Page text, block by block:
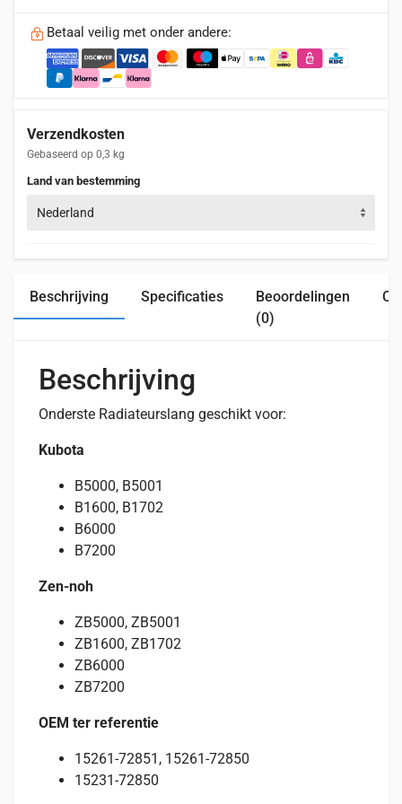
Betaal veilig met onder andere:
Verzendkosten
Gebaseerd op 0,3 kg
Land van bestemming
Nederland
Beschrijving Specificaties
Beoordelingen
(0)
Beschrijving
Onderste Radiateurslang geschikt voor:
Kubota
B5000, B5001
B1600, B1702
B6000
B7200
Zen-noh
ZB5000, ZB5001
ZB1600, ZB1702
ZB6000
ZB7200
OEM ter referentie
15261-72851, 15261-72850
15231-72850